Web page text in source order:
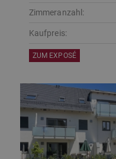
Zimmeranzahl:
Kaufpreis:
ZUM EXPOSÉ